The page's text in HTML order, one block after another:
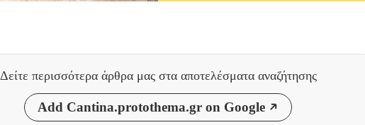
Δείτε περισσότερα άρθρα μας στα αποτελέσματα αναζήτησης
Add Cantina.protothema.gr on Google